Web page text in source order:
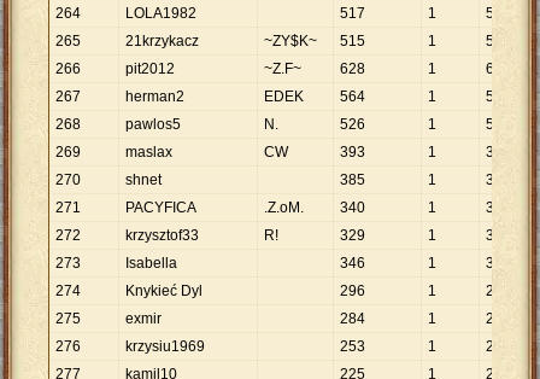
264
LOLA1982 517 1
517
265
21krzykacz ~ZY$K~ 515 1
515
266
pit2012 ~Z.F~ 628 1
628
267
herman2 EDEK 564 1
564
268
pawlos5 N. 526 1
526
269
maslax CW 393 1
393
270
shnet 385 1
385
271
PACYFICA .Z.oM. 340 1
340
272
krzysztof33 R! 329 1
329
273
Isabella 346 1
346
274
Knykieć Dyl 296 1
296
275
exmir 284 1
284
276
krzysiu1969 253 1
253
277
kamil10 225 1
225